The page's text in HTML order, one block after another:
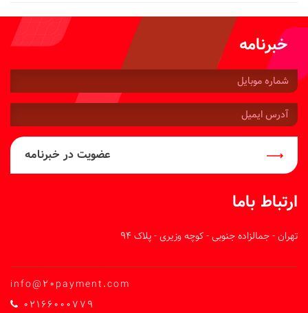
خبرنامه
شماره
موبایل:
آدرس
ایمیل:
عضویت در خبرنامه
ارتباط باما
تهران - جمالزاده جنوبی - کوچه وزیری - پلاک 94
info@20payment.com
02166000779